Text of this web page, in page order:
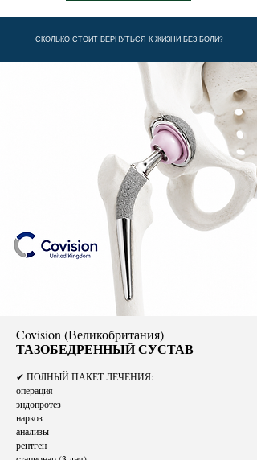
СКОЛЬКО СТОИТ ВЕРНУТЬСЯ К ЖИЗНИ БЕЗ БОЛИ?
Covision (Великобритания)
ТАЗОБЕДРЕННЫЙ СУСТАВ
✔ ПОЛНЫЙ ПАКЕТ ЛЕЧЕНИЯ:
операция
эндопротез
наркоз
анализы
рентген